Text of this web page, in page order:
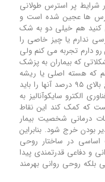
شرایط پر استرس طولانی
ها عجین شده است و
کنید هم خیلی دو به شک
ندارم یا چیز خاصی را
دارم تجربه می کنم ولی
که بیماران به پزشک
که هسته اصلی یا ریشه
بنیادین بسیاری از مشکلات جسمی و در واقع بالای ۹۵ درصد آنها را باید
الکترو سایکوآنالیز به
که کمک کند این نقاط
درمانی شخصیت بیمار
بودن خرج شود. بنابراین
اساسی در ساختار روحی
و دفاعی قدرتمندی پیدا
بلکه روحی روانی بهرمند